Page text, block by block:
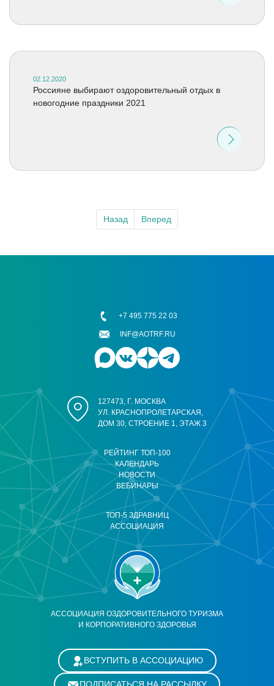
02.12.2020
Россияне выбирают оздоровительный отдых в
новогодние праздники 2021
Назад Вперед
АССОЦИАЦИЯ ОЗДОРОВИТЕЛЬНОГО ТУРИЗМА
И КОРПОРАТИВНОГО ЗДОРОВЬЯ
РЕЙТИНГ ТОП-100
КАЛЕНДАРЬ
НОВОСТИ
ВЕБИНАРЫ
ТОП-5 ЗДРАВНИЦ
АССОЦИАЦИЯ
127473, Г. МОСКВА
УЛ. КРАСНОПРОЛЕТАРСКАЯ,
ДОМ 30, СТРОЕНИЕ 1, ЭТАЖ 3
+7 495 775 22 03
INF@AOTRF.RU
ВСТУПИТЬ В АССОЦИАЦИЮ